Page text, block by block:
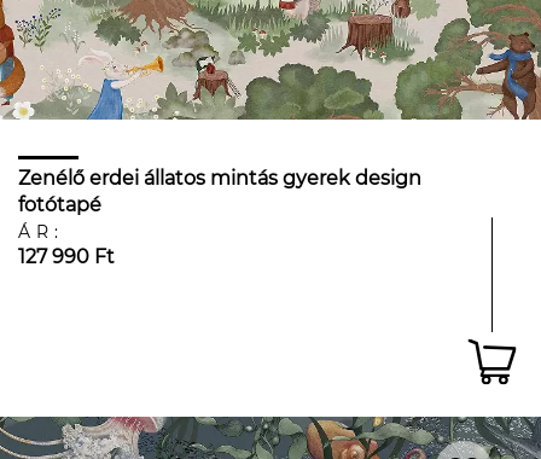
Zenélő erdei állatos mintás gyerek design
fotótapé
ÁR:
127 990 Ft